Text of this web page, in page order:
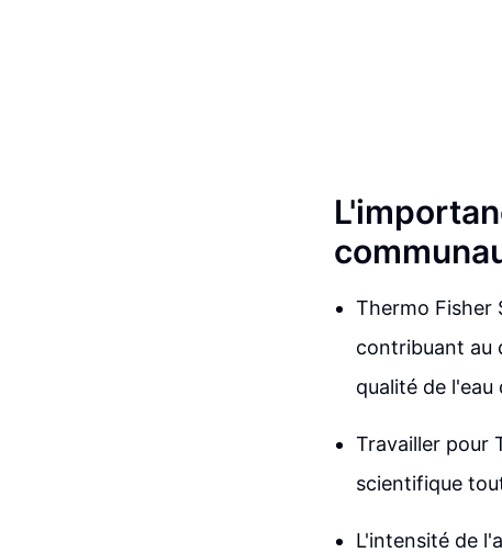
Thermo Fisher
contribuant au
qualité de l'eau
Travailler pour
scientifique
L'intensité de